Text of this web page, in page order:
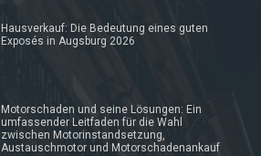
Hausverkauf: Die Bedeutung eines guten
Exposés in Augsburg 2026
Motorschaden und seine Lösungen: Ein
umfassender Leitfaden für die Wahl
zwischen Motorinstandsetzung,
Austauschmotor und Motorschadenankauf